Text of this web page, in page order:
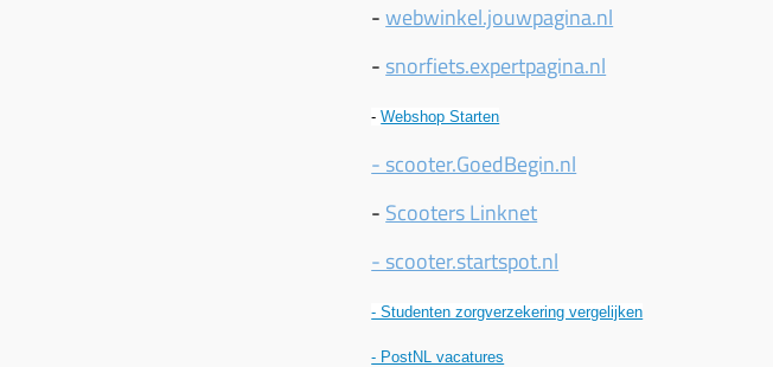
-webwinkel.jouwpagina.nl
- snorfiets.expertpagina.nl
-Webshop Starten
- scooter.GoedBegin.nl
- Scooters Linknet
- scooter.startspot.nl
- Studenten zorgverzekering vergelijken
- PostNL vacatures